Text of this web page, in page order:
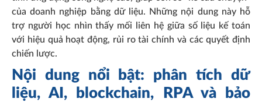
của doanh nghiệp bằng dữ liệu. Những nội dung này hỗ
trợ người học nhìn thấy mối liên hệ giữa số liệu kế toán
với hiệu quả hoạt động, rủi ro tài chính và các quyết định
chiến lược.
Nội dung nổi bật: phân tích dữ
liệu, AI, blockchain, RPA và bảo